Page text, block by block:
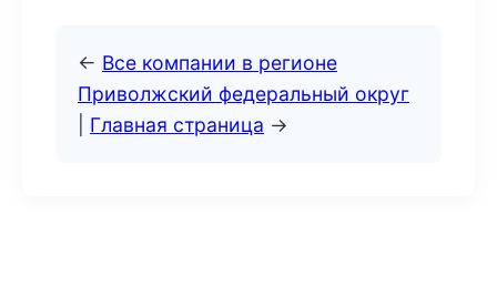
← Все компании в регионе
Приволжский федеральный округ
Главная страница →